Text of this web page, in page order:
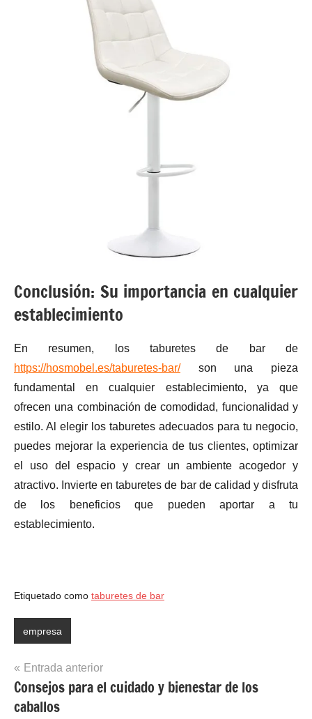
Conclusión: Su importancia en cualquier
establecimiento
En resumen, los taburetes de bar de
https://hosmobel.es/taburetes-bar/son una pieza
fundamental en cualquier establecimiento, ya que
ofrecen una combinación de comodidad, funcionalidad y
estilo. Al elegir los taburetes adecuados para tu negocio,
puedes mejorar la experiencia de tus clientes, optimizar
el uso del espacio y crear un ambiente acogedor y
atractivo. Invierte en taburetes de bar de calidad y disfruta
de los beneficios que pueden aportar a tu
establecimiento.
Etiquetado como taburetes de bar
empresa
Navegación
de
Entrada anterior
Consejos para el cuidado y bienestar de los
caballos